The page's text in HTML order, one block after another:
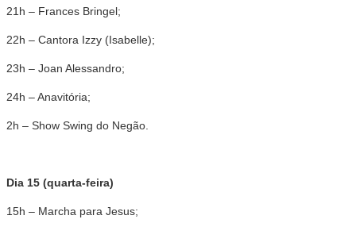
21h – Frances Bringel;
22h – Cantora Izzy (Isabelle);
23h – Joan Alessandro;
24h – Anavitória;
2h – Show Swing do Negão.
Dia 15 (quarta-feira)
15h – Marcha para Jesus;